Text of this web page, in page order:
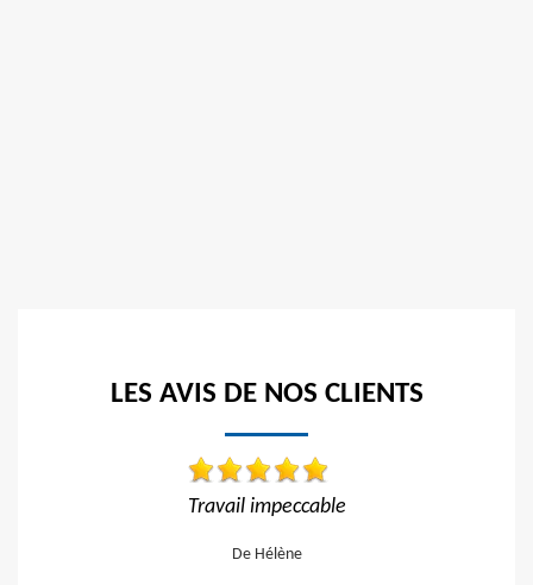
LES AVIS DE NOS CLIENTS
Travail impeccable Tarif correct Je